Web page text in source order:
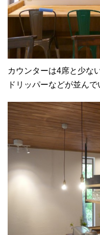
カウンターは4席と少な
ドリッパーなどが並んで